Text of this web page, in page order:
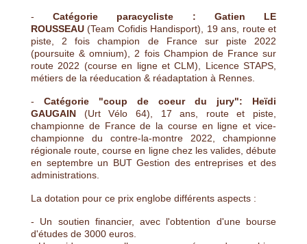
-Catégorie paracycliste : Gatien LE
ROUSSEAU (Team Cofidis Handisport), 19 ans, route et
piste, 2 fois champion de France sur piste 2022
(poursuite & omnium), 2 fois Champion de France sur
route 2022 (course en ligne et CLM), Licence STAPS,
métiers de la réeducation & réadaptation à Rennes.
- Catégorie "coup de coeur du jury": Heïdi
GAUGAIN (Urt Vélo 64), 17 ans, route et piste,
championne de France de la course en ligne et vice-
championne du contre-la-montre 2022, championne
régionale route, course en ligne chez les valides, débute
en septembre un BUT Gestion des entreprises et des
administrations.
La dotation pour ce prix englobe différents aspects :
- Un soutien financier, avec l'obtention d'une bourse
d'études de 3000 euros.